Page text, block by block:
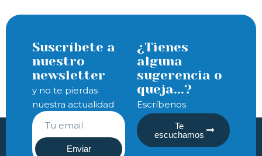
Suscríbete a
nuestro
newsletter
y no te pierdas
nuestra actualidad
Enviar
¿Tienes
alguna
sugerencia o
queja...?
Escríbenos
Te
escuchamos